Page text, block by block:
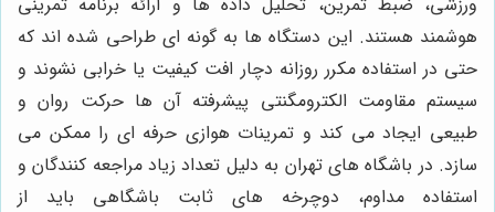
هوشمند هستند. این دستگاه ها به گونه ای طراحی شده اند که
حتی در استفاده مکرر روزانه دچار افت کیفیت یا خرابی نشوند و
سیستم مقاومت الکترومگنتی پیشرفته آن ها حرکت روان و
طبیعی ایجاد می کند و تمرینات هوازی حرفه ای را ممکن می
سازد. در باشگاه های تهران به دلیل تعداد زیاد مراجعه کنندگان و
استفاده مداوم، دوچرخه های ثابت باشگاهی باید از